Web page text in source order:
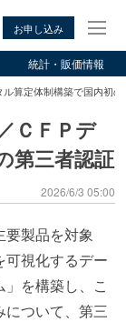
お申し込み
統計・販価情報
算定体制構築で国内初
ＣＦＰデ
第三者認証
2026/6/3 05:00
製品を対象
可視化するデー
を構築し、こ
ついて、第三